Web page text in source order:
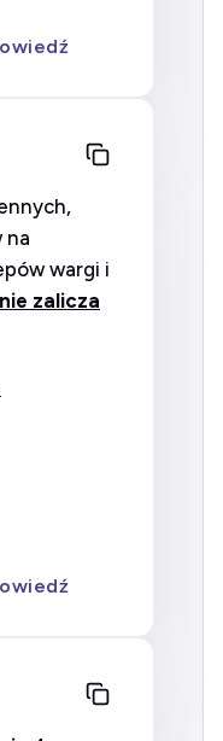
na
wargi i
nie zalicza